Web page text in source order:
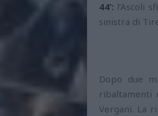
44’: l’Ascoli
sinistra di
Dopo due
ribaltamenti
Vergani. La